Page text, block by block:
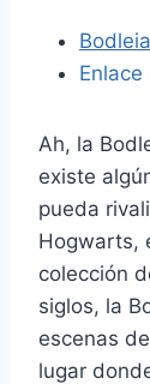
Ah, la
existe
pueda
Hogwarts,
colección
siglos, la
escenas de
lugar